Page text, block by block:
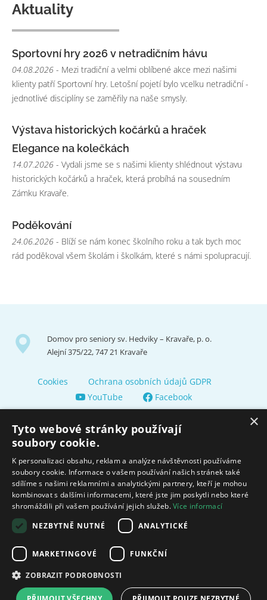
Aktuality
Sportovní hry 2026 v netradičním hávu
04.08.2026 - Mezi tradiční a velmi oblíbené akce mezi našimi
klienty patří Sportovní hry. Letošní pojetí bylo vcelku netradiční -
jednotlivé disciplíny se zaměřily na naše smysly.
Výstava historických kočárků a hraček
Elegance na kolečkách
14.07.2026 - Vydali jsme se s našimi klienty shlédnout výstavu
historických kočárků a hraček, která probíhá na sousedním
Zámku Kravaře.
Poděkování
24.06.2026 - Blíží se nám konec školního roku a tak bych moc
rád poděkoval všem školám i školkám, které s námi spolupracují.
Domov pro seniory sv. Hedviky – Kravaře, p. o.
Alejní 375/22, 747 21 Kravaře
Cookies
Ochrana osobních údajů GDPR
YouTube
Facebook
Zřizuje a finančně nás podporuje Město Kravaře
Moravskoslezský kraj poskytuje dotaci na zajištění sociálních
služeb.
Ministerstvo práce
© 2009 - 2026 Domov pro seniory sv. Hedviky Created byFajnyWEB.cz
×
Tyto webové stránky používají
soubory cookie.
K personalizaci obsahu, reklam a analýze návštěvnosti používáme
soubory cookie. Informace o vašem používání našich stránek také
sdílíme s našimi reklamními a analytickými partnery, kteří je mohou
kombinovat s dalšími informacemi, které jste jim poskytli nebo které
shromáždili při vašem používání jejich služeb.Více informací
NEZBYTNĚ NUTNÉ
ANALYTICKÉ
MARKETINGOVÉ FUNKČNÍ
ZOBRAZIT PODROBNOSTI